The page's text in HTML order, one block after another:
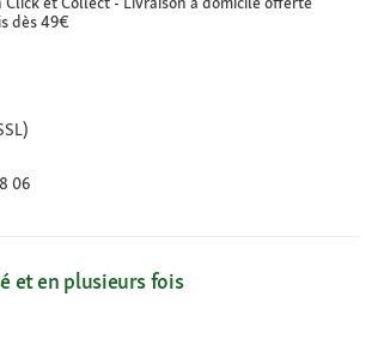
dès 49€
06
et en plusieurs fois